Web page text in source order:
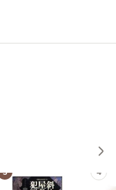
3 4